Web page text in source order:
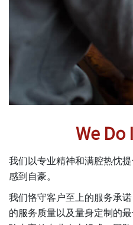
We Do
我们以专业精神和满腔热忱
感到自豪。
我们恪守客户至上的服务承
的服务质量以及量身定制的